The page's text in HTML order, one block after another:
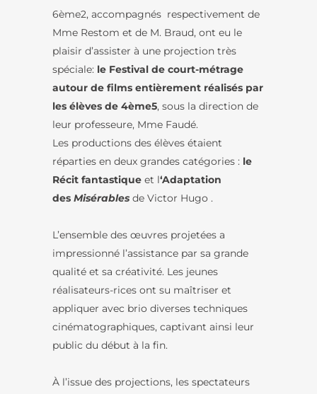
6ème2, accompagnés respectivement de
Mme Restom et de M. Braud, ont eu le
plaisir d’assister à une projection très
spéciale: le Festival de court-métrage
autour de films entièrement réalisés par
les élèves de 4ème5, sous la direction de
leur professeure, Mme Faudé.
Les productions des élèves étaient
réparties en deux grandes catégories : le
Récit fantastique et l‘Adaptation
des Misérables de Victor Hugo .
L’ensemble des œuvres projetées a
impressionné l’assistance par sa grande
qualité et sa créativité. Les jeunes
réalisateurs-rices ont su maîtriser et
appliquer avec brio diverses techniques
cinématographiques, captivant ainsi leur
public du début à la fin.
À l’issue des projections, les spectateurs